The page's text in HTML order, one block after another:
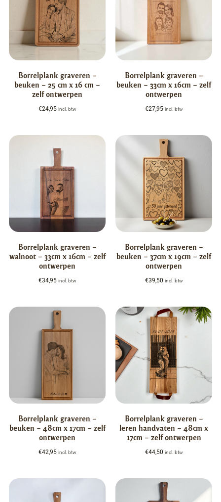
Borrelplank graveren –
beuken – 25 cm x 16 cm –
zelf ontwerpen
€24,95 incl. btw
Borrelplank graveren –
beuken – 33cm x 16cm – zelf
ontwerpen
€27,95 incl. btw
Borrelplank graveren –
walnoot – 33cm x 16cm – zelf
ontwerpen
€34,95 incl. btw
Borrelplank graveren –
beuken – 37cm x 19cm – zelf
ontwerpen
€39,50 incl. btw
Borrelplank graveren –
beuken – 48cm x 17cm – zelf
ontwerpen
€42,95 incl. btw
Borrelplank graveren –
leren handvaten – 48cm x
17cm – zelf ontwerpen
€44,50 incl. btw